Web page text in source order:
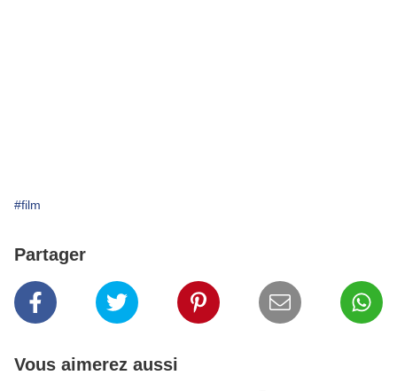
#film
Partager
Vous aimerez aussi